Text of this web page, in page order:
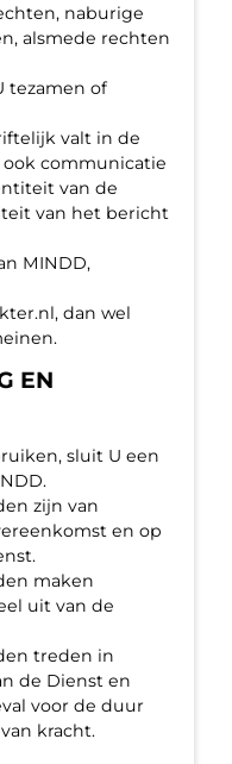
naburige
alsmede rechten
tezamen of
valt in de
communicatie
van de
van het bericht
MINDD,
dan wel
EN
sluit U een
zijn van
en op
maken
uit van de
treden in
de Dienst en
voor de duur
kracht.